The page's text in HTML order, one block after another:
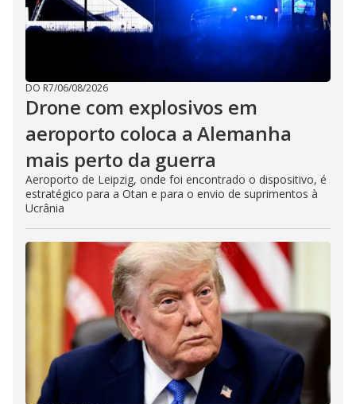
DO R7/06/08/2026
Drone com explosivos em
aeroporto coloca a Alemanha
mais perto da guerra
Aeroporto de Leipzig, onde foi encontrado o dispositivo, é
estratégico para a Otan e para o envio de suprimentos à
Ucrânia